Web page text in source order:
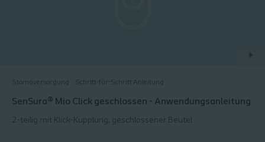
Stomaversorgung Schritt-für-Schritt Anleitung
SenSura® Mio Click geschlossen - Anwendungsanleitung
2-teilig mit Klick-Kupplung, geschlossener Beutel